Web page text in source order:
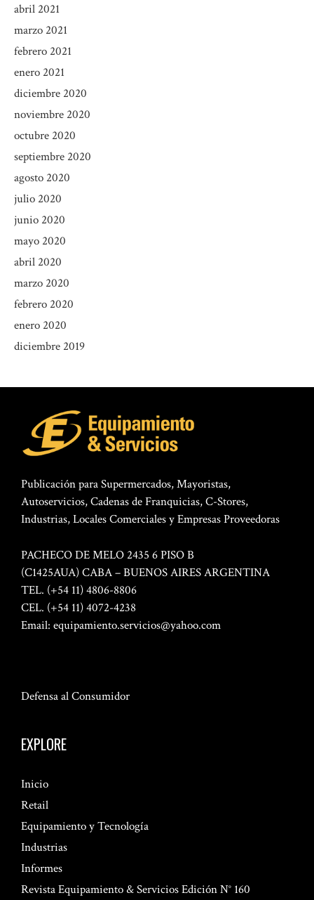
abril 2021
marzo 2021
febrero 2021
enero 2021
diciembre 2020
noviembre 2020
octubre 2020
septiembre 2020
agosto 2020
julio 2020
junio 2020
mayo 2020
abril 2020
marzo 2020
febrero 2020
enero 2020
diciembre 2019
Publicación para Supermercados, Mayoristas,
Autoservicios, Cadenas de Franquicias, C-Stores,
Industrias, Locales Comerciales y Empresas Proveedoras
PACHECO DE MELO 2435 6 PISO B
(C1425AUA) CABA – BUENOS AIRES ARGENTINA
TEL. (+54 11) 4806-8806
CEL. (+54 11) 4072-4238
Email: equipamiento.servicios@yahoo.com
Defensa al Consumidor
EXPLORE
Inicio
Retail
Equipamiento y Tecnología
Industrias
Informes
Revista Equipamiento & Servicios Edición N° 160